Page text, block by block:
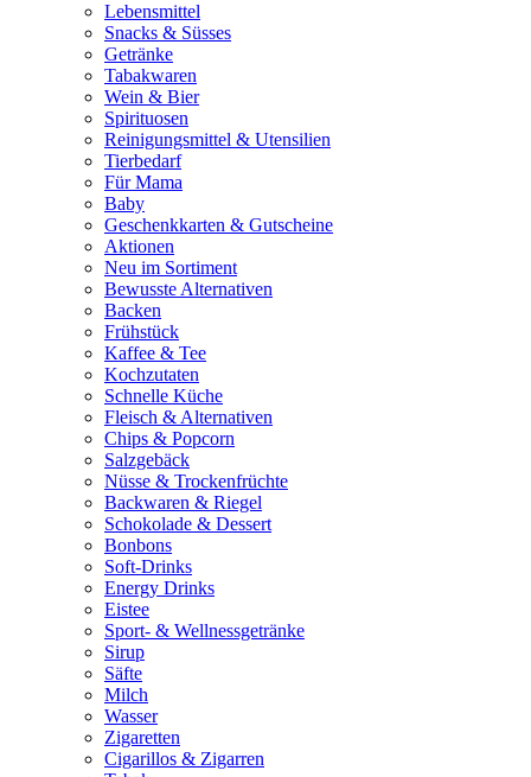
Lebensmittel
Snacks & Süsses
Getränke
Tabakwaren
Wein & Bier
Spirituosen
Reinigungsmittel & Utensilien
Tierbedarf
Für Mama
Baby
Geschenkkarten & Gutscheine
Aktionen
Neu im Sortiment
Bewusste Alternativen
Backen
Frühstück
Kaffee & Tee
Kochzutaten
Schnelle Küche
Fleisch & Alternativen
Chips & Popcorn
Salzgebäck
Nüsse & Trockenfrüchte
Backwaren & Riegel
Schokolade & Dessert
Bonbons
Soft-Drinks
Energy Drinks
Eistee
Sport- & Wellnessgetränke
Sirup
Säfte
Milch
Wasser
Zigaretten
Cigarillos & Zigarren